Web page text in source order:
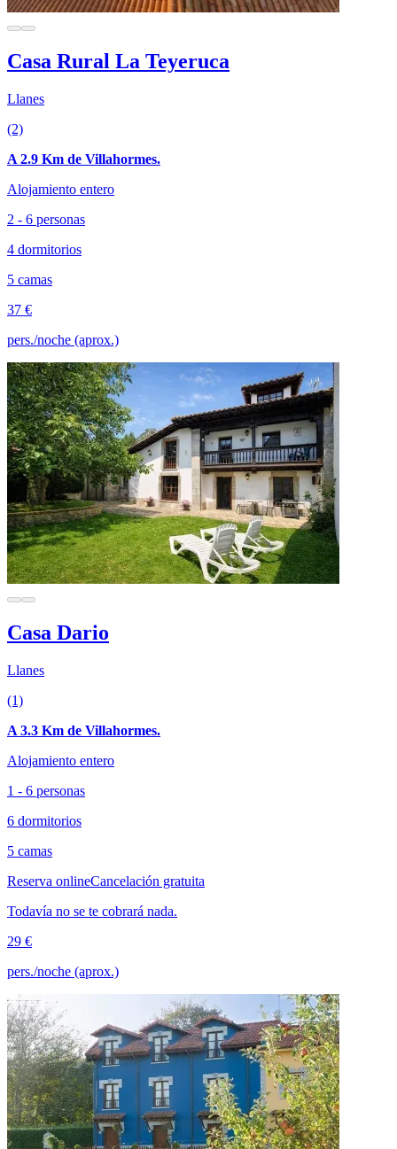
Casa Rural La Teyeruca
Llanes
(2)
A 2.9 Km de Villahormes.
Alojamiento entero
2 - 6 personas
4 dormitorios
5 camas
37 €
pers./noche (aprox.)
Casa Dario
Llanes
(1)
A 3.3 Km de Villahormes.
Alojamiento entero
1 - 6 personas
6 dormitorios
5 camas
Reserva onlineCancelación gratuita
Todavía no se te cobrará nada.
29 €
pers./noche (aprox.)